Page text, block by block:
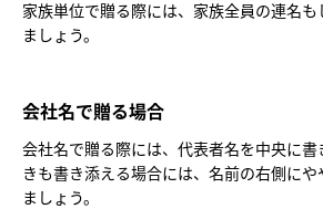
家族単位で贈る際には、家族全員の連名も
ましょう。
会社名で贈る場合
会社名で贈る際には、代表者名を中央に
きも書き添える場合には、名前の右側に
ましょう。